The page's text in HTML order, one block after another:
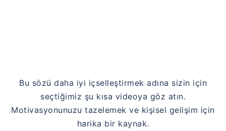
Bu sözü daha iyi içselleştirmek adına sizin için
seçtiğimiz şu kısa videoya göz atın.
Motivasyonunuzu tazelemek ve kişisel gelişim için
harika bir kaynak.